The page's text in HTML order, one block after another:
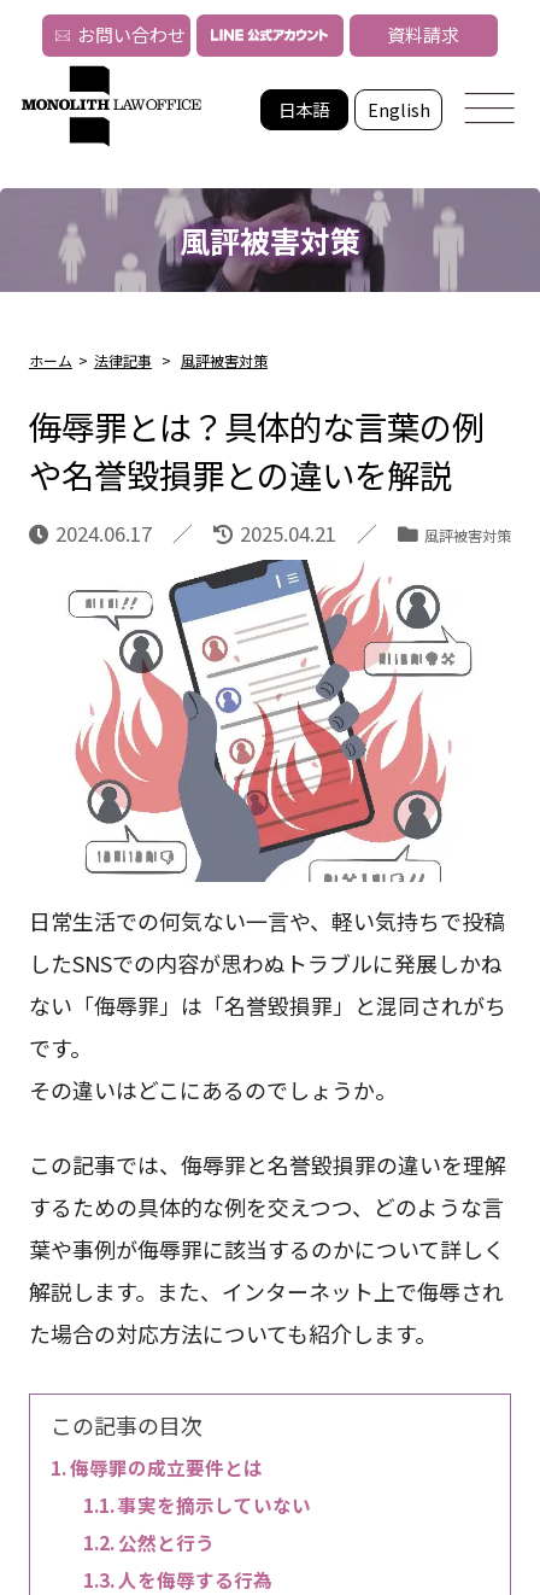
日本語 English
お問い合わせ 資料請求
風評被害対策
ホーム > 法律記事 > 風評被害対策
侮辱罪とは？具体的な言葉の例
や名誉毀損罪との違いを解説
2024.06.17 2025.04.21 風評被害対策
日常生活での何気ない一言や、軽い気持ちで投稿
したSNSでの内容が思わぬトラブルに発展しかね
ない「侮辱罪」は「名誉毀損罪」と混同されがち
です。
その違いはどこにあるのでしょうか。
この記事では、侮辱罪と名誉毀損罪の違いを理解
するための具体的な例を交えつつ、どのような言
葉や事例が侮辱罪に該当するのかについて詳しく
解説します。また、インターネット上で侮辱され
た場合の対応方法についても紹介します。
この記事の目次
侮辱罪の成立要件とは
事実を摘示していない
公然と行う
人を侮辱する行為